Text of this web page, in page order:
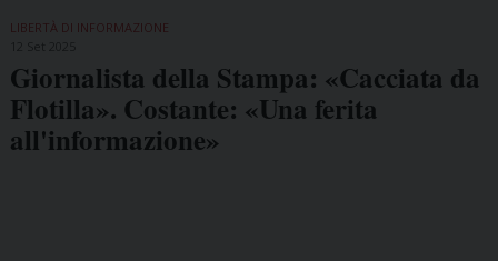
LIBERTÀ DI INFORMAZIONE
Giornalista della Stampa: «Cacciata da
Flotilla». Costante: «Una ferita
all'informazione»